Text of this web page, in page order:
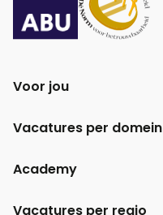
Voor jou
Vacatures per domein
Academy
Vacatures per regio